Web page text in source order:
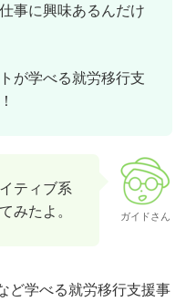
事に興味あるんだけ
が学べる就労移行支
ティブ系
みたよ。
ガイドさん
ど学べる就労移行支援事